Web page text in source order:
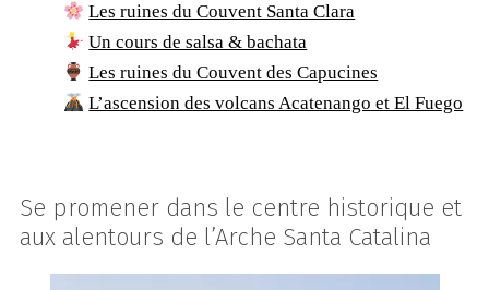
Les ruines du Couvent Santa Clara
Un cours de salsa & bachata
Les ruines du Couvent des Capucines
L’ascension des volcans Acatenango et El Fuego
Se promener dans le centre historique et
aux alentours de l’Arche Santa Catalina